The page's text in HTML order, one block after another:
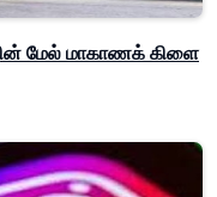
மேல் மாகாணக் கிளை